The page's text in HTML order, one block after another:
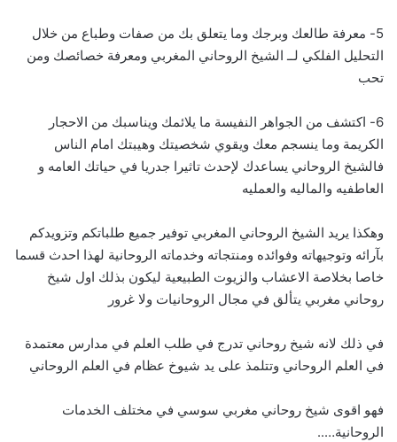
5- معرفة طالعك وبرجك وما يتعلق بك من صفات وطباع من خلال
التحليل الفلكي لــ الشيخ الروحاني المغربي ومعرفة خصائصك ومن
تحب
6- اكتشف من الجواهر النفيسة ما يلائمك ويناسبك من الاحجار
الكريمة وما ينسجم معك ويقوي شخصيتك وهيبتك امام الناس
فالشيخ الروحاني يساعدك لإحدث تاثيرا جدريا في حياتك العامه و
العاطفيه والماليه والعمليه
وهكذا يريد الشيخ الروحاني المغربي توفير جميع طلباتكم وتزويدكم
بآرائه وتوجيهاته وفوائده ومنتجاته وخدماته الروحانية لهذا احدث قسما
خاصا بخلاصة الاعشاب والزيوت الطبيعية ليكون بذلك اول شيخ
روحاني مغربي يتألق في مجال الروحانيات ولا غرور
في ذلك لانه شيخ روحاني تدرج في طلب العلم في مدارس معتمدة
في العلم الروحاني وتتلمذ على يد شيوخ عظام في العلم الروحاني
فهو اقوى شيخ روحاني مغربي سوسي في مختلف الخدمات
الروحانية…..